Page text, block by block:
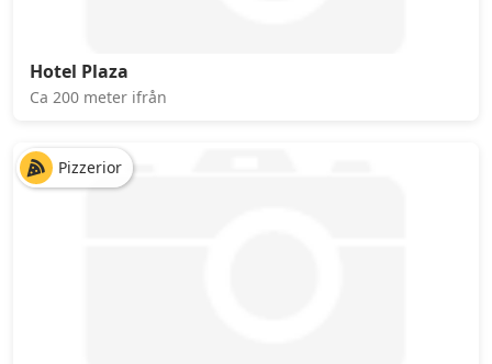
Hotel Plaza
Ca 200 meter ifrån
Pizzerior